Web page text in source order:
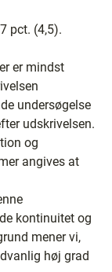
pct. (4,5).
er mindst
undersøgelse
udskrivelsen.
og
angives at
kontinuitet og
mener vi,
høj grad